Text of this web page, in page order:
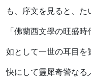
も、序文を見ると、た
「佛蘭西文學の旺盛
如として一世の耳目を
快にして靈犀奇警なる